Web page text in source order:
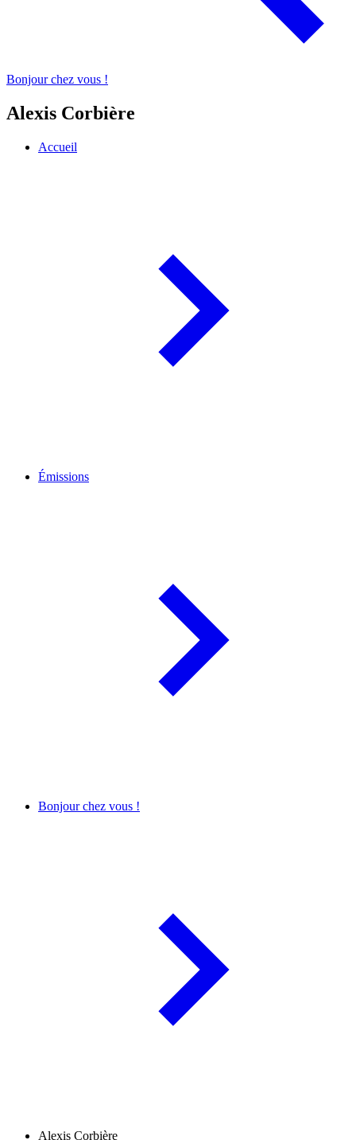
Bonjour chez vous !
Alexis Corbière
Accueil
Émissions
Bonjour chez vous !
Alexis Corbière